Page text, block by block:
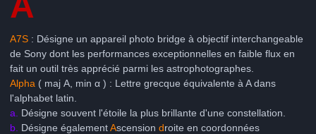
A7S : Désigne un appareil photo bridge à objectif interchangeable
de Sony dont les performances exceptionnelles en faible flux en
fait un outil très apprécié parmi les astrophotographes.
Alpha ( maj Α, min α ) : Lettre grecque équivalente à A dans
l'alphabet latin.
a.
Désigne souvent l'étoile la plus brillante d'une constellation.
b. Désigne égalementAscension droite en coordonnées